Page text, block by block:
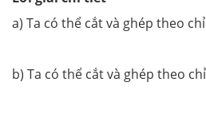
a) Ta có thể cắt và ghép theo
b) Ta có thể cắt và ghép theo